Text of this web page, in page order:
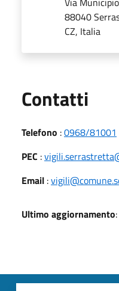
88040
CZ, Italia
Contatti
Telefono :0968/81001
PEC :
Email :
Ultimo aggiornamento